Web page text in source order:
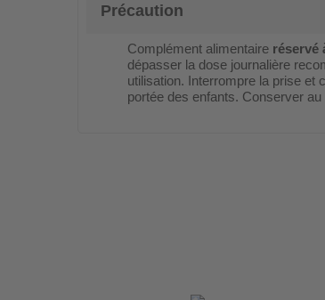
Précaution
Complément alimentaire réservé
dépasser la dose journalière
utilisation. Interrompre la prise et
portée des enfants. Conserver